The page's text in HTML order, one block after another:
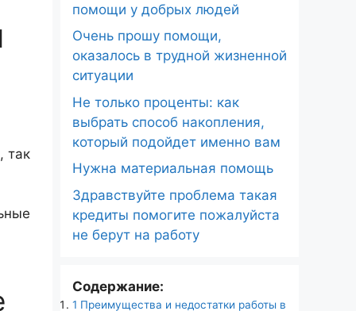
так
помощи у добрых людей
Очень прошу помощи,
оказалось в трудной жизненной
ситуации
Не только проценты: как
выбрать способ накопления,
который подойдет именно вам
Нужна материальная помощь
Здравствуйте проблема такая
кредиты помогите пожалуйста
не берут на работу
Содержание:
1 Преимущества и недостатки работы в